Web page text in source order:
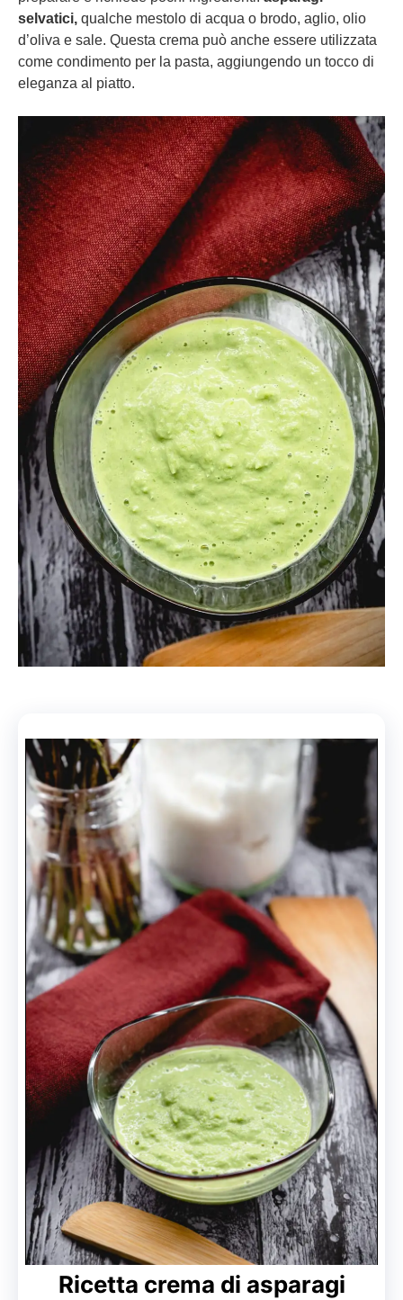
selvatici, qualche mestolo di acqua o brodo, aglio, olio
d’oliva e sale. Questa crema può anche essere utilizzata
come condimento per la pasta, aggiungendo un tocco di
eleganza al piatto.
Ricetta crema di asparagi